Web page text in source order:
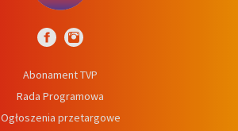
Abonament TVP
Rada Programowa
Ogłoszenia przetargowe